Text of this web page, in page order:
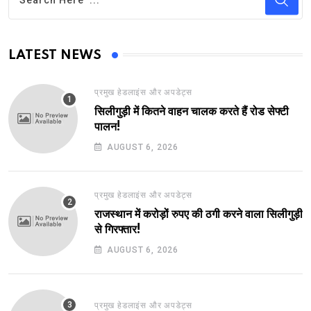
LATEST NEWS
प्रमुख हेडलाइंस और अपडेट्स
सिलीगुड़ी में कितने वाहन चालक करते हैं रोड सेफ्टी
पालन!
AUGUST 6, 2026
प्रमुख हेडलाइंस और अपडेट्स
राजस्थान में करोड़ों रुपए की ठगी करने वाला सिलीगुड़ी
से गिरफ्तार!
AUGUST 6, 2026
प्रमुख हेडलाइंस और अपडेट्स